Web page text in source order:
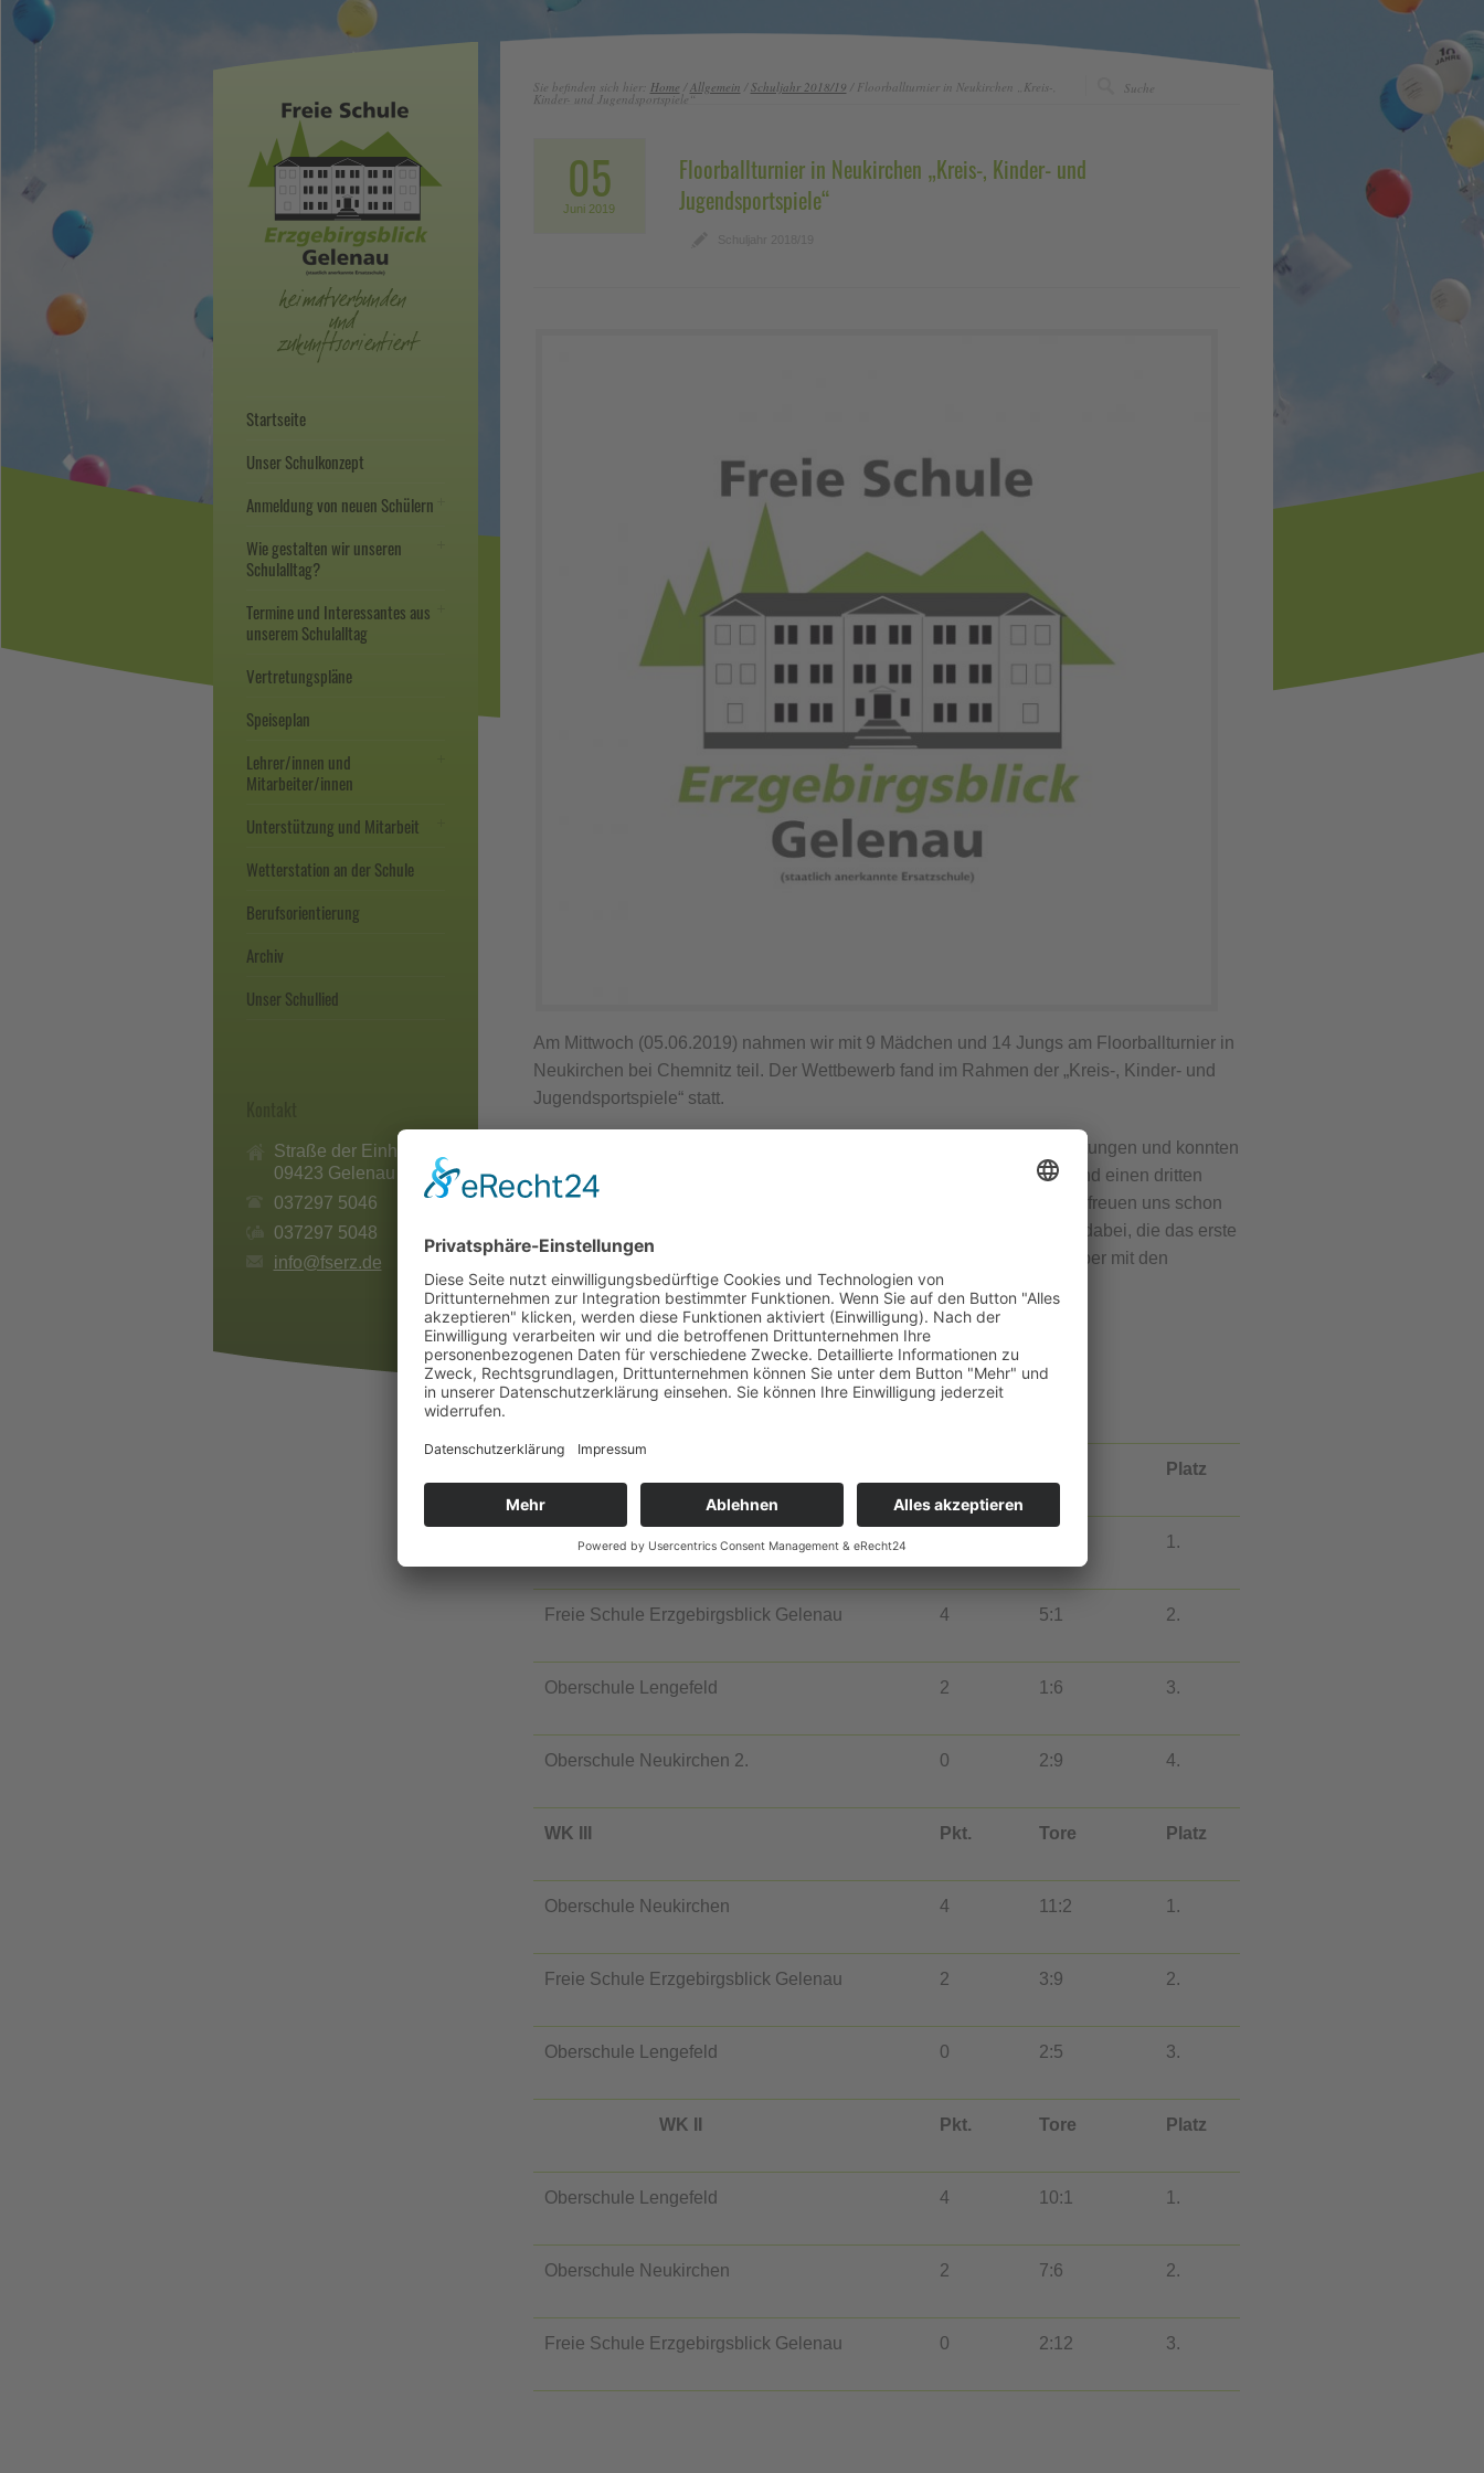
Sie befinden sich hier: Home /Allgemein /Schuljahr 2018/19 / Floorballturnier in Neukirchen „Kreis-,
Kinder- und Jugendsportspiele“
05
Juni 2019
Floorballturnier in Neukirchen „Kreis-, Kinder- und
Jugendsportspiele“
Am Mittwoch (05.06.2019) nahmen wir mit 9 Mädchen und 14 Jungs am Floorballturnier in
Neukirchen bei Chemnitz teil. Der Wettbewerb fand im Rahmen der „Kreis-, Kinder- und
Jugendsportspiele“ statt.
Mit teilweise verjüngten Mannschaften zeigten wir insgesamt gute Leistungen und konnten
zwei zweite Plätze (WK III – Jg. 2004-2006 / WK IV – Jg. 2006-2008) und einen dritten
Platz (Jg. 2002-2004) erzielen. Wir haben wieder viel dazu gelernt und freuen uns schon
auf die Turniere im Herbst. Auch in diesem Jahr waren wieder Schüler dabei, die das erste
Mal bei so einem Turnier mitspielten. Mit den Ergebnissen, vor allem aber mit den
gezeigten Leistungen auf dem Spielfeld, können wir zufrieden sein.
Platz
Oberschule Neukirchen 1. 1.
Freie Schule Erzgebirgsblick Gelenau 4 5:1 2.
Oberschule Lengefeld 2 1:6 3.
Oberschule Neukirchen 2. 0 2:9 4.
WK III Pkt. Tore Platz
Oberschule Neukirchen 4 11:2 1.
Freie Schule Erzgebirgsblick Gelenau 2 3:9 2.
Oberschule Lengefeld 0 2:5 3.
WK II Pkt. Tore Platz
Oberschule Lengefeld 4 10:1 1.
Oberschule Neukirchen 2 7:6 2.
Freie Schule Erzgebirgsblick Gelenau 0 2:12 3.
Startseite
Unser Schulkonzept
Anmeldung von neuen Schülern
Wie gestalten wir unseren
Schulalltag?
Termine und Interessantes aus
unserem Schulalltag
Vertretungspläne
Speiseplan
Lehrer/innen und
Mitarbeiter/innen
Unterstützung und Mitarbeit
Wetterstation an der Schule
Berufsorientierung
Archiv
Unser Schullied
Straße der Einheit 79
09423 Gelenau
037297 5046
037297 5048
info@fserz.de